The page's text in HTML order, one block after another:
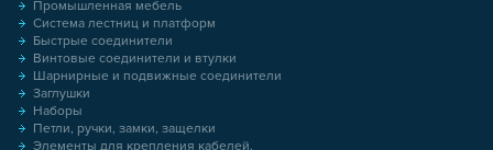
Промышленная мебель
Система лестниц и платформ
Быстрые соединители
Винтовые соединители и втулки
Шарнирные и подвижные соединители
Заглушки
Наборы
Петли, ручки, замки, защелки
Элементы для крепления кабелей,